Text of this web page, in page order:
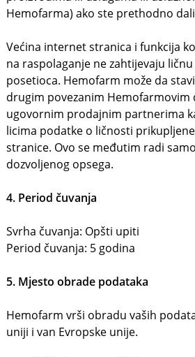
Hemofarma) ako ste prethodno
Većina internet stranica i funkcija
na raspolaganje ne zahtijevaju
posetioca. Hemofarm može da
drugim povezanim Hemofarmovim
ugovornim prodajnim partnerima
licima podatke o ličnosti
stranice. Ovo se međutim radi
dozvoljenog opsega.
4. Period čuvanja
Svrha čuvanja: Opšti upiti
Period čuvanja: 5 godina
5. Mjesto obrade podataka
Hemofarm vrši obradu vaših
uniji i van Evropske unije.